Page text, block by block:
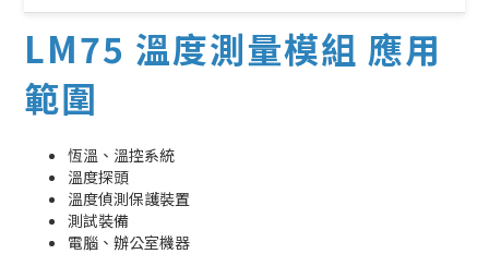
LM75 溫度測量模組 應用
範圍
恆溫、溫控系統
溫度探頭
溫度偵測保護裝置
測試裝備
電腦、辦公室機器